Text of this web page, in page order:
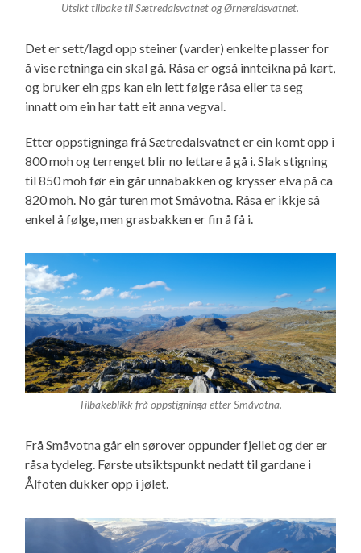
Utsikt tilbake til Sætredalsvatnet og Ørnereidsvatnet.
Det er sett/lagd opp steiner (varder) enkelte plasser for
å vise retninga ein skal gå. Råsa er også innteikna på kart,
og bruker ein gps kan ein lett følge råsa eller ta seg
innatt om ein har tatt eit anna vegval.
Etter oppstigninga frå Sætredalsvatnet er ein komt opp i
800 moh og terrenget blir no lettare å gå i. Slak stigning
til 850 moh før ein går unnabakken og krysser elva på ca
820 moh. No går turen mot Småvotna. Råsa er ikkje så
enkel å følge, men grasbakken er fin å få i.
Tilbakeblikk frå oppstigninga etter Småvotna.
Frå Småvotna går ein sørover oppunder fjellet og der er
råsa tydeleg. Første utsiktspunkt nedatt til gardane i
Ålfoten dukker opp i jølet.